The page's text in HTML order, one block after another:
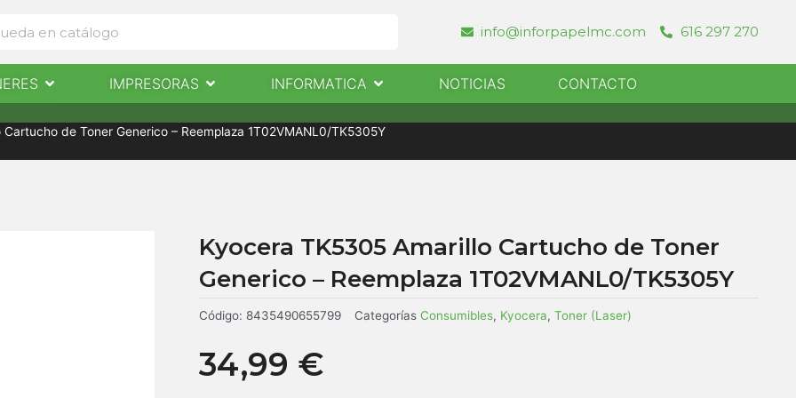
info@inforpapelmc.com 616 297 270
INFORMÁTICA NOTICIAS CONTACTO
Abrir EscaneresIMPRESORAS Abrir ImpresorasINFORMATICA Abrir InformaticaNOTICIAS CONTACTO
de Toner Generico – Reemplaza 1T02VMANL0/TK5305Y
Kyocera TK5305 Amarillo Cartucho de Toner
Generico – Reemplaza 1T02VMANL0/TK5305Y
Código: 8435490655799 Categorías Consumibles, Kyocera, Toner (Laser)
34,99 €